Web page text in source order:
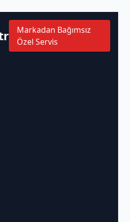
Markadan Bağımsız
Özel Servis